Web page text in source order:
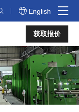
English
获取报价